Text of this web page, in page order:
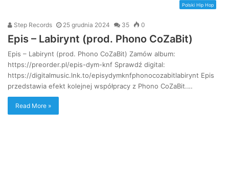
Polski Hip Hop
Step Records 25 grudnia 2024 35 0
Epis – Labirynt (prod. Phono CoZaBit)
Epis – Labirynt (prod. Phono CoZaBit) Zamów album:
https://preorder.pl/epis-dym-knf Sprawdź digital:
https://digitalmusic.lnk.to/episydymknfphonocozabitlabirynt Epis
przedstawia efekt kolejnej współpracy z Phono CoZaBit.…
Read More »